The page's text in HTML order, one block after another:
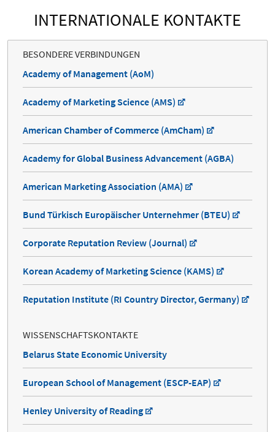
INTERNATIONALE KONTAKTE
BESONDERE VERBINDUNGEN
Academy of Management (AoM)
Academy of Marketing Science (AMS)
American Chamber of Commerce (AmCham)
Academy for Global Business Advancement (AGBA)
American Marketing Association (AMA)
Bund Türkisch Europäischer Unternehmer (BTEU)
Corporate Reputation Review (Journal)
Korean Academy of Marketing Science (KAMS)
Reputation Institute (RI Country Director, Germany)
WISSENSCHAFTSKONTAKTE
Belarus State Economic University
European School of Management (ESCP-EAP)
Henley University of Reading